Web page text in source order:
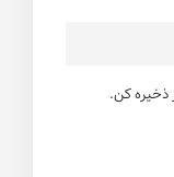
ذخیره کن.